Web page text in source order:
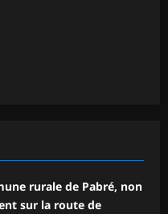
rurale de Pabré, non
sur la route de